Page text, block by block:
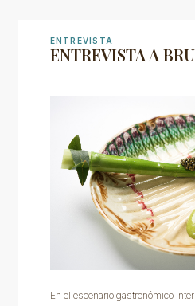
ENTREVISTA
ENTREVISTA A
En el escenario gastronómico